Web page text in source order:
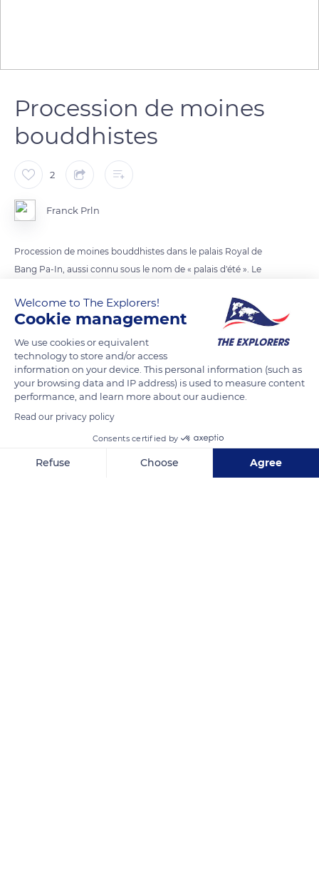
Procession de moines
bouddhistes
2
Franck Prln
Procession de moines bouddhistes dans le palais Royal de
Bang Pa-In, aussi connu sous le nom de « palais d'été ». Le
district de Bang Pa-In, dans le sud de la province d'Ayutthaya,
en Thaïlande.
READ MORE TRANSLATE
Welcome to The Explorers!
Cookie management
We use cookies or equivalent
technology to store and/or access
information on your device. This personal information (such as
your browsing data and IP address) is used to measure content
performance, and learn more about our audience.
Read our privacy policy
Consents certified by
Refuse Choose Agree